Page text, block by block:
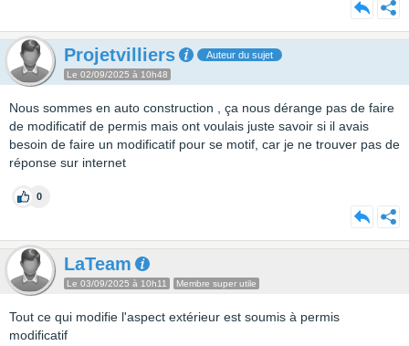
Projetvilliers Auteur du sujet
Le 02/09/2025 à 10h48
Nous sommes en auto construction , ça nous dérange pas de faire
de modificatif de permis mais ont voulais juste savoir si il avais
besoin de faire un modificatif pour se motif, car je ne trouver pas de
réponse sur internet
0
LaTeam
Le 03/09/2025 à 10h11 Membre super utile
Tout ce qui modifie l'aspect extérieur est soumis à permis
modificatif